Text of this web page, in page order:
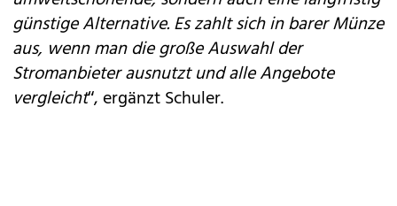
günstige Alternative. Es zahlt sich in barer Münze
aus, wenn man die große Auswahl der
Stromanbieter ausnutzt und alle Angebote
vergleicht“, ergänzt Schuler.